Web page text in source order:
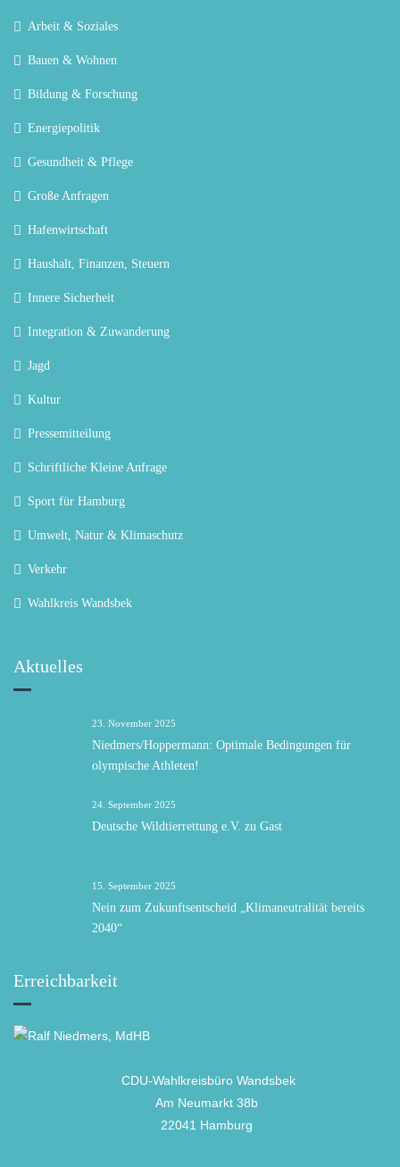
Arbeit & Soziales
Bauen & Wohnen
Bildung & Forschung
Energiepolitik
Gesundheit & Pflege
Große Anfragen
Hafenwirtschaft
Haushalt, Finanzen, Steuern
Innere Sicherheit
Integration & Zuwanderung
Jagd
Kultur
Pressemitteilung
Schriftliche Kleine Anfrage
Sport für Hamburg
Umwelt, Natur & Klimaschutz
Verkehr
Wahlkreis Wandsbek
Aktuelles
23. November 2025
Niedmers/Hoppermann: Optimale Bedingungen für
olympische Athleten!
24. September 2025
Deutsche Wildtierrettung e.V. zu Gast
15. September 2025
Nein zum Zukunftsentscheid „Klimaneutralität bereits
2040“
Erreichbarkeit
CDU-Wahlkreisbüro Wandsbek
Am Neumarkt 38b
22041 Hamburg